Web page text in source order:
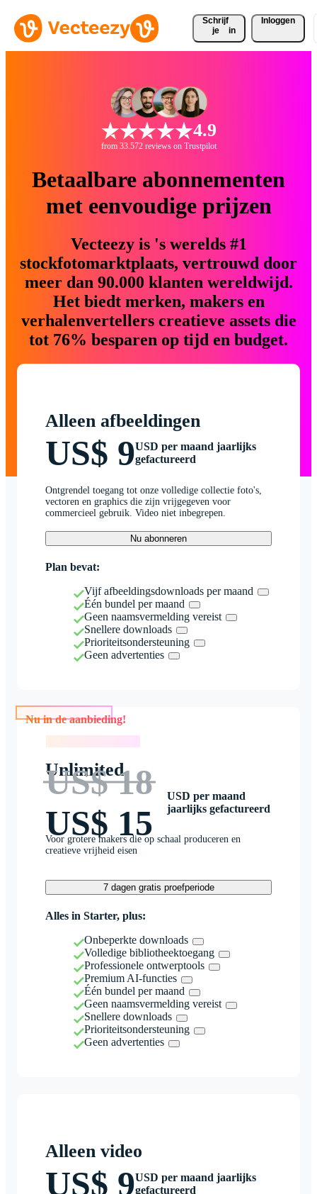
Schrijf
je
in
Inloggen
4.9
from 33.572 reviews on Trustpilot
Betaalbare abonnementen
met eenvoudige prijzen
Vecteezy is 's werelds #1
stockfotomarktplaats, vertrouwd door
meer dan 90.000 klanten wereldwijd.
Het biedt merken, makers en
verhalenvertellers creatieve assets die
tot 76% besparen op tijd en budget.
Alleen afbeeldingen
US$ 9USD per maand jaarlijks
gefactureerd
Ontgrendel toegang tot onze volledige collectie foto's,
vectoren en graphics die zijn vrijgegeven voor
commercieel gebruik. Video niet inbegrepen.
Nu abonneren
Plan bevat:
Vijf afbeeldingsdownloads per maand
Één bundel per maand
Geen naamsvermelding vereist
Snellere downloads
Prioriteitsondersteuning
Geen advertenties
Nu in de aanbieding!
Unlimited
US$ 18
US$ 15
USD per maand
jaarlijks gefactureerd
Voor grotere makers die op schaal produceren en
creatieve vrijheid eisen
7 dagen gratis proefperiode
Alles in Starter, plus:
Onbeperkte downloads
Volledige bibliotheektoegang
Professionele ontwerptools
Premium AI-functies
Één bundel per maand
Geen naamsvermelding vereist
Snellere downloads
Prioriteitsondersteuning
Geen advertenties
Alleen video
US$ 9USD per maand jaarlijks
gefactureerd